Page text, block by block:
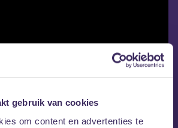
gebruik van cookies
om content en advertenties te